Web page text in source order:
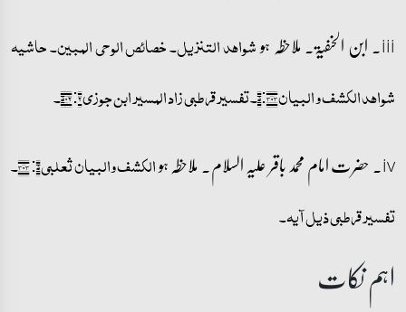
iii۔ ابن الحنفیۃ۔ ملاحظہ ہو
شواھد التنزیل۔ خصائص الوحی المبین۔ حاشیہ
شواہد الکشف و البیان ۵:۳۰۳۔ تفسیر قرطبی زاد المسیر ابن جوزی ۲: ۵۰۲۔
iv۔ حضرت امام محمد باقر علیہ السلام۔ ملاحظہ ہو
الکشف والبیان ثعلبی ۵: ۳۰۳۔
تفسیر قرطبی ذیل آیہ۔
اہم نکات